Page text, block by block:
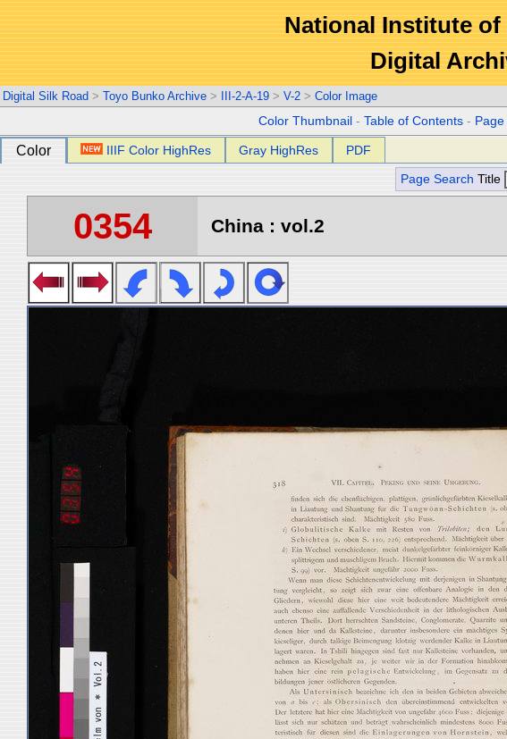
National Institute
Digital
Digital Silk Road > Toyo Bunko Archive > III-2-A-19 > V-2 > Color Image
Color Thumbnail -Table of Contents -
Color IIIF Color HighRes Gray HighRes PDF
Page Search Title
0354 China : vol.2